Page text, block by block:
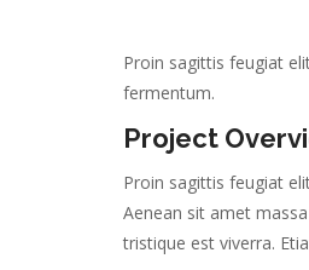
Proin sagittis feugiat
fermentum.
Project
Proin sagittis feugiat
Aenean sit amet
tristique est viverra.